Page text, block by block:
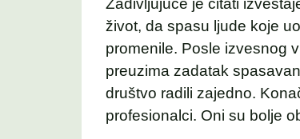
Zadivljujuće je čitati
život, da spasu ljude koje
promenile. Posle izvesnog
preuzima zadatak
društvo radili zajedno.
profesionalci. Oni su bolje